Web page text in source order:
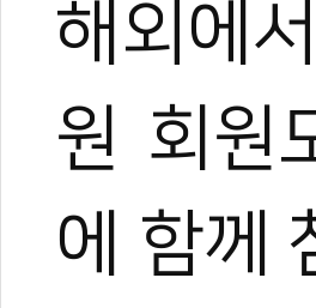
해외에
원 회원
에 함께